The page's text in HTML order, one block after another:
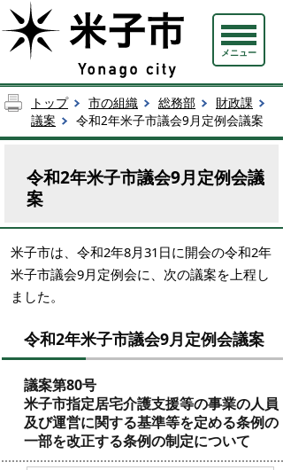
メニュー
トップ 市の組織 総務部
財政課
議案
令和2年米子市議会9月定例会議案
令和2年米子市議会9月定例会議
案
米子市は、令和2年8月31日に開会の令和2年
米子市議会9月定例会に、次の議案を上程し
ました。
令和2年米子市議会9月定例会議案
議案第80号
米子市指定居宅介護支援等の事業の人員
及び運営に関する基準等を定める条例の
一部を改正する条例の制定について